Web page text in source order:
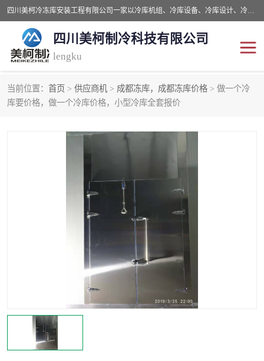
四川美柯冷冻库安装工程有限公司一家以冷库机组、冷库设备、冷库设计、冷冻库设备销售、冷库安装、冻库安装价格及技术服务为一体的综合企业，咨询热线：同等设备材料优惠10% 。公司各种类型安装组合式冷库、冷冻库、冷藏库、气调保鲜库、并提供成套设备供应、安装与调试、维护与维修、技术咨询、操作维修人员技术培训等
四川美柯制冷科技有限公司
lengku
当前位置： 首页 > 供应商机 > 成都冻库，成都冻库价格 > 做一个冷
库要价格，做一个冷库价格，小型冷库全套报价
冷库安装，冷库价格 四川冷库，四川冻库安装
成都冻库，成都冻库价格 绵阳冻库,绵阳保鲜冷库
德阳冻库安装，德阳冷库
南充冻库设计,南充冻库安 遂宁冻库
资阳冻库，资阳冻库安装 泸州冻库，泸州冷库
乐山冻库,乐山保鲜冷库 自贡冻库组装
雅安冷库,雅安冻库
冻库安装，小型冻库造价
内江冷库，内江冻库